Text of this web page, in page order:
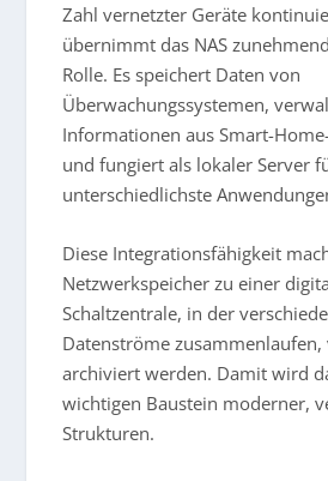
Zahl vernetzter Geräte
übernimmt das NAS
Rolle. Es speichert Daten von
Überwachungssystemen,
Informationen aus Smart-
und fungiert als lokaler Server
unterschiedlichste
Diese Integrationsfähigkeit
Netzwerkspeicher zu einer
Schaltzentrale, in der
Datenströme
archiviert werden. Damit wird
wichtigen Baustein moderner,
Strukturen.